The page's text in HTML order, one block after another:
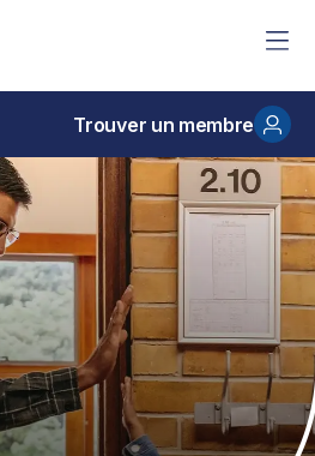
Trouver un membre